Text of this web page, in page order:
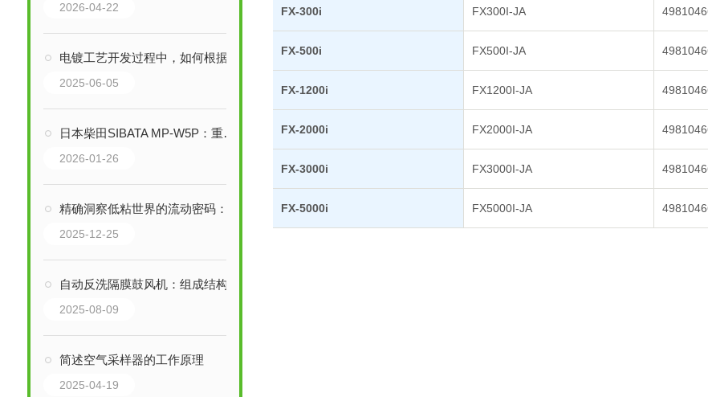
2026-04-22
电镀工艺开发过程中，如何根据赫尔槽试验结果选择合适的电镀设备？
2025-06-05
日本柴田SIBATA MP-W5P：重新定义便携式空气采样
2026-01-26
精确洞察低粘世界的流动密码：RION VT-03F低量程粘度计技术解析
2025-12-25
自动反洗隔膜鼓风机：组成结构与多元化应用领域解析
2025-08-09
简述空气采样器的工作原理
2025-04-19
FX-300i FX300I-JA
FX-500i FX500I-JA
FX-1200i FX1200I-JA
FX-2000i FX2000I-JA
FX-3000i FX3000I-JA
FX-5000i FX5000I-JA